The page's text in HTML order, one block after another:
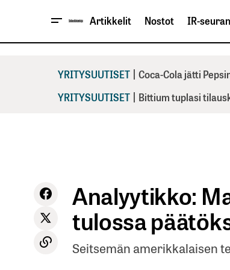
Artikkelit Nostot IR-
YRITYSUUTISET | Coca-Cola jätti
YRITYSUUTISET | Bittium tuplasi
Analyytikko:
tulossa
Seitsemän amerikkalaisen